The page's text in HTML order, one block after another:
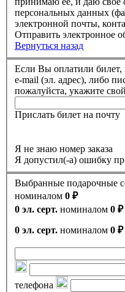
персональных данных
электронной почты,
Отправить электронное
Вернуться назад
Если Вы оплатили
e-mail (эл. адрес), либо
пожалуйста, укажите
Прислать билет на почту
Я не знаю номер заказа
Я допустил(-а) ошибку
Выбранные подарочные
номиналом 0 ₽
0 эл. серт. номиналом 0 ₽
0 эл. серт. номиналом 0 ₽
телефона